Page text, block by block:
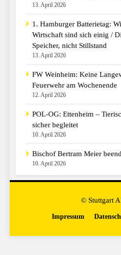
13. April 2026
1. Hamburger Batterietag:
Wirtschaft sind sich einig /
Speicher, nicht Stillstand
13. April 2026
FW Weinheim: Keine
Feuerwehr am Wochenende
12. April 2026
POL-OG: Ettenheim –
sicher begleitet
10. April 2026
Bischof Bertram Meier
10. April 2026
© Stuttgart
Impressum